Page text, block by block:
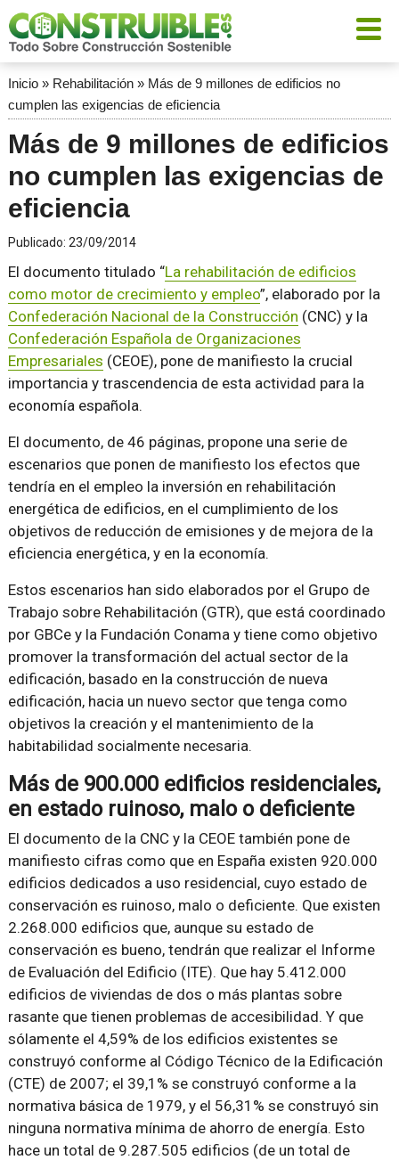
Inicio» Rehabilitación» Más de 9 millones de edificios no
cumplen las exigencias de eficiencia
Más de 9 millones de edificios
no cumplen las exigencias de
eficiencia
Publicado: 23/09/2014
El documento titulado “La rehabilitación de edificios
como motor de crecimiento y empleo”, elaborado por la
Confederación Nacional de la Construcción (CNC) y la
Confederación Española de Organizaciones
Empresariales (CEOE), pone de manifiesto la crucial
importancia y trascendencia de esta actividad para la
economía española.
El documento, de 46 páginas, propone una serie de
escenarios que ponen de manifiesto los efectos que
tendría en el empleo la inversión en rehabilitación
energética de edificios, en el cumplimiento de los
objetivos de reducción de emisiones y de mejora de la
eficiencia energética, y en la economía.
Estos escenarios han sido elaborados por el Grupo de
Trabajo sobre Rehabilitación (GTR), que está coordinado
por GBCe y la Fundación Conama y tiene como objetivo
promover la transformación del actual sector de la
edificación, basado en la construcción de nueva
edificación, hacia un nuevo sector que tenga como
objetivos la creación y el mantenimiento de la
habitabilidad socialmente necesaria.
Más de 900.000 edificios residenciales,
en estado ruinoso, malo o deficiente
El documento de la CNC y la CEOE también pone de
manifiesto cifras como que en España existen 920.000
edificios dedicados a uso residencial, cuyo estado de
conservación es ruinoso, malo o deficiente. Que existen
2.268.000 edificios que, aunque su estado de
conservación es bueno, tendrán que realizar el Informe
de Evaluación del Edificio (ITE). Que hay 5.412.000
edificios de viviendas de dos o más plantas sobre
rasante que tienen problemas de accesibilidad. Y que
sólamente el 4,59% de los edificios existentes se
construyó conforme al Código Técnico de la Edificación
(CTE) de 2007; el 39,1% se construyó conforme a la
normativa básica de 1979, y el 56,31% se construyó sin
ninguna normativa mínima de ahorro de energía. Esto
hace un total de 9.287.505 edificios (de un total de